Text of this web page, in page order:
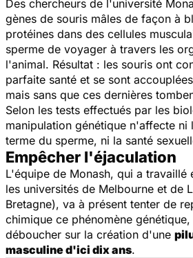
Des chercheurs de l'université
gènes de souris mâles de façon à
protéines dans des cellules
sperme de voyager à travers les
l'animal. Résultat : les souris ont
parfaite santé et se sont
mais sans que ces dernières
Selon les tests effectués par les
manipulation génétique n'affecte ni
terme du sperme, ni la santé
Empêcher l'éjaculation
L'équipe de Monash, qui a travaillé
les universités de Melbourne et de
Bretagne), va à présent tenter de
chimique ce phénomène
déboucher sur la création d'une
masculine d'ici dix ans.